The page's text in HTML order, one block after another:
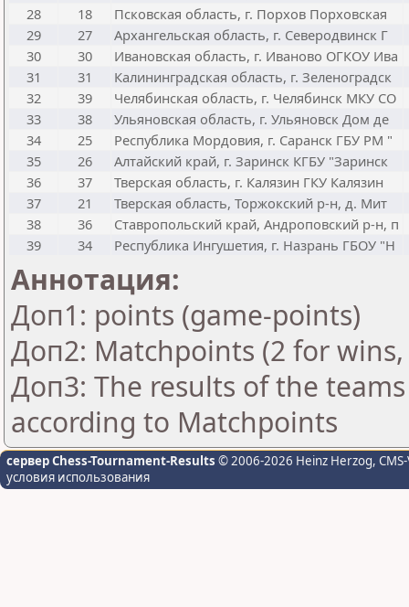
28
18
Псковская область, г. Порхов Порховская
29
27
Архангельская область, г. Северодвинск Г
30
30
Ивановская область, г. Иваново ОГКОУ Ива
31
31
Калининградская область, г. Зеленоградск
32
39
Челябинская область, г. Челябинск МКУ СО
33
38
Ульяновская область, г. Ульяновск Дом де
34
25
Республика Мордовия, г. Саранск ГБУ РМ "
35
26
Алтайский край, г. Заринск КГБУ "Заринск
36
37
Тверская область, г. Калязин ГКУ Калязин
37
21
Тверская область, Торжокский р-н, д. Мит
38
36
Ставропольский край, Андроповский р-н, п
39
34 Республика Ингушетия, г. Назрань ГБОУ "Н
Аннотация:
Доп1: points (game-points)
Доп2: Matchpoints (2 for
Доп3: The results of the
according to Matchpoints
сервер Chess-Tournament-Results © 2006-2026 Heinz Herzog,
условия использования